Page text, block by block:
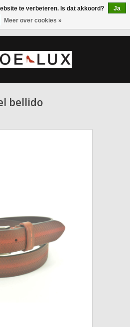
bellido
te verbeteren. Is dat akkoord?
Ja
Meer over cookies »